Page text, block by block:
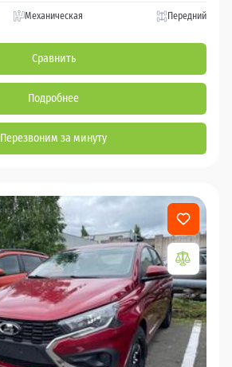
Механическая Передний
Сравнить
Подробнее
Перезвоним за минуту